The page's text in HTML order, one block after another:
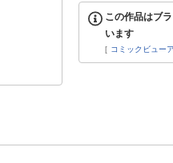
この作品はブ
います
[ コミックビュー